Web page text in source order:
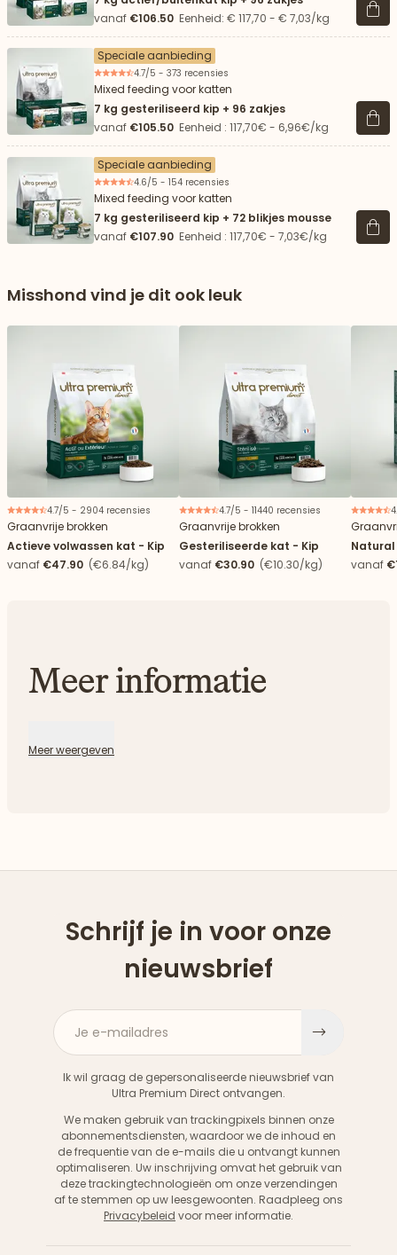
vanaf €106.50 Eenheid: € 117,70 - € 7,03/kg
Speciale aanbieding
4.7/5 - 373 recensies
Mixed feeding voor katten
7 kg gesteriliseerd kip + 96 zakjes
vanaf €105.50 Eenheid : 117,70€ - 6,96€/kg
Speciale aanbieding
4.6/5 - 154 recensies
Mixed feeding voor katten
7 kg gesteriliseerd kip + 72 blikjes mousse
vanaf €107.90 Eenheid : 117,70€ - 7,03€/kg
Misshond vind je dit ook leuk
4.7/5 - 2904 recensies
Graanvrije brokken
Actieve volwassen kat - Kip
vanaf €47.90 (€6.84/kg)
4.7/5 - 11440 recensies
Graanvrije brokken
Gesteriliseerde kat - Kip
vanaf €30.90 (€10.30/kg)
Natural
vanaf
Meer informatie
Meer weergeven
Schrijf je in voor onze
nieuwsbrief
Je e-mailadres
Ik wil graag de gepersonaliseerde nieuwsbrief van
Ultra Premium Direct ontvangen.
We maken gebruik van trackingpixels binnen onze
abonnementsdiensten, waardoor we de inhoud en
de frequentie van de e-mails die u ontvangt kunnen
optimaliseren. Uw inschrijving omvat het gebruik van
deze trackingtechnologieën om onze verzendingen
af te stemmen op uw leesgewoonten. Raadpleeg ons
Privacybeleid voor meer informatie.